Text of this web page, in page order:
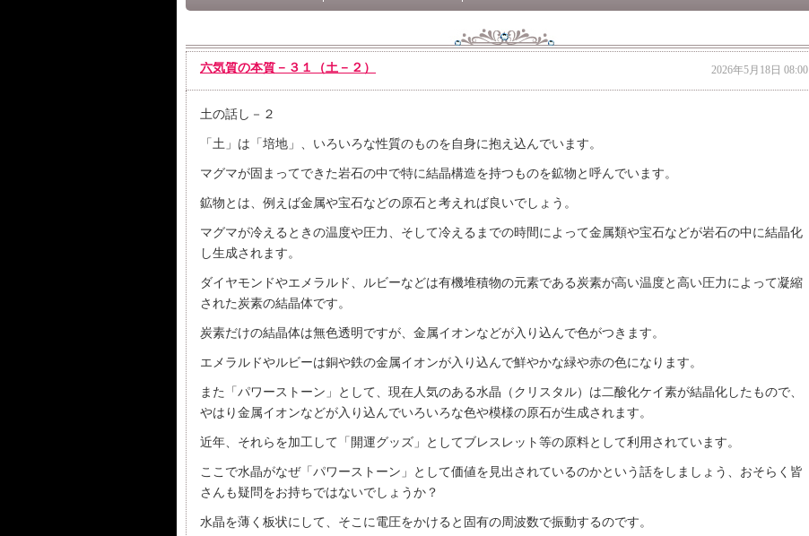
六気質の本質－３１（土－２） 2026年5月18日 08:00
土の話し－２
「土」は「培地」、いろいろな性質のものを自身に抱え込んでいます。
マグマが固まってできた岩石の中で特に結晶構造を持つものを鉱物と呼んでいます。
鉱物とは、例えば金属や宝石などの原石と考えれば良いでしょう。
マグマが冷えるときの温度や圧力、そして冷えるまでの時間によって金属類や宝石などが岩石の中に結晶化
し生成されます。
ダイヤモンドやエメラルド、ルビーなどは有機堆積物の元素である炭素が高い温度と高い圧力によって凝縮
された炭素の結晶体です。
炭素だけの結晶体は無色透明ですが、金属イオンなどが入り込んで色がつきます。
エメラルドやルビーは銅や鉄の金属イオンが入り込んで鮮やかな緑や赤の色になります。
また「パワーストーン」として、現在人気のある水晶（クリスタル）は二酸化ケイ素が結晶化したもので、
やはり金属イオンなどが入り込んでいろいろな色や模様の原石が生成されます。
近年、それらを加工して「開運グッズ」としてブレスレット等の原料として利用されています。
ここで水晶がなぜ「パワーストーン」として価値を見出されているのかという話をしましょう、おそらく皆
さんも疑問をお持ちではないでしょうか？
水晶を薄く板状にして、そこに電圧をかけると固有の周波数で振動するのです。